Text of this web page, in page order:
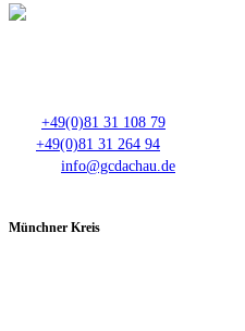
+49(0)81 31 108 79
+49(0)81 31 264 94
info@gcdachau.de
Münchner Kreis